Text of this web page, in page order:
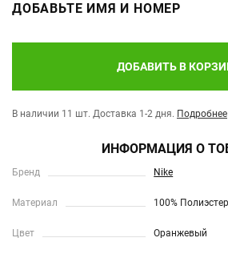
ДОБАВЬТЕ ИМЯ И НОМЕР
ДОБАВИТЬ В
В наличии 11 шт. Доставка 1-2 дня. Подробнее
ИНФОРМАЦИЯ О
Бренд Nike
Материал 100% Полиэстер
Цвет Оранжевый